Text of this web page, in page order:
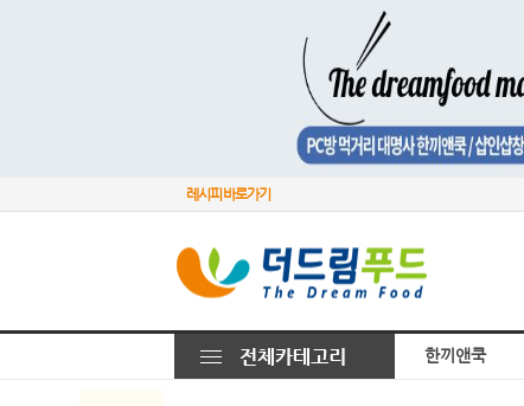
레시피 바로가기
한끼앤쿡